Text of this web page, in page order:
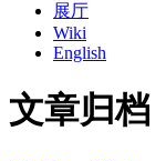
展厅
Wiki
English
文章归档